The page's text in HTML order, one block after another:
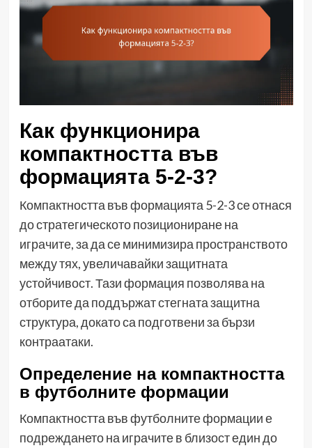
Как функционира
компактността във
формацията 5-2-3?
Компактността във формацията 5-2-3 се отнася
до стратегическото позициониране на
играчите, за да се минимизира пространството
между тях, увеличавайки защитната
устойчивост. Тази формация позволява на
отборите да поддържат стегната защитна
структура, докато са подготвени за бързи
контраатаки.
Определение на компактността
в футболните формации
Компактността във футболните формации е
подреждането на играчите в близост един до